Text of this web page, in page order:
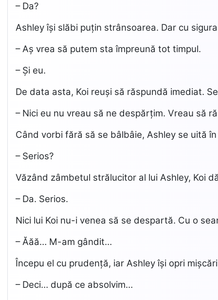
– Da?
Ashley își slăbi puțin strânsoarea. Dar cu
– Aș vrea să putem sta împreună tot timpul.
– Și eu.
De data asta, Koi reuși să răspundă imediat.
– Nici eu nu vreau să ne despărțim. Vreau să
Când vorbi fără să se bâlbâie, Ashley se uită
– Serios?
Văzând zâmbetul strălucitor al lui Ashley, Koi
– Da. Serios.
Nici lui Koi nu-i venea să se despartă. Cu o
– Ăăă… M-am gândit…
Începu el cu prudență, iar Ashley își opri
– Deci… după ce absolvim…